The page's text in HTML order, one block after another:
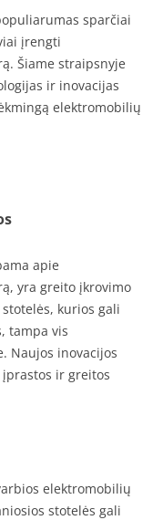
sparčiai
įrengti
Šiame straipsnyje
ir inovacijas
elektromobilių
apie
yra greito įkrovimo
kurios gali
tampa vis
Naujos inovacijos
ir greitos
elektromobilių
stotelės gali